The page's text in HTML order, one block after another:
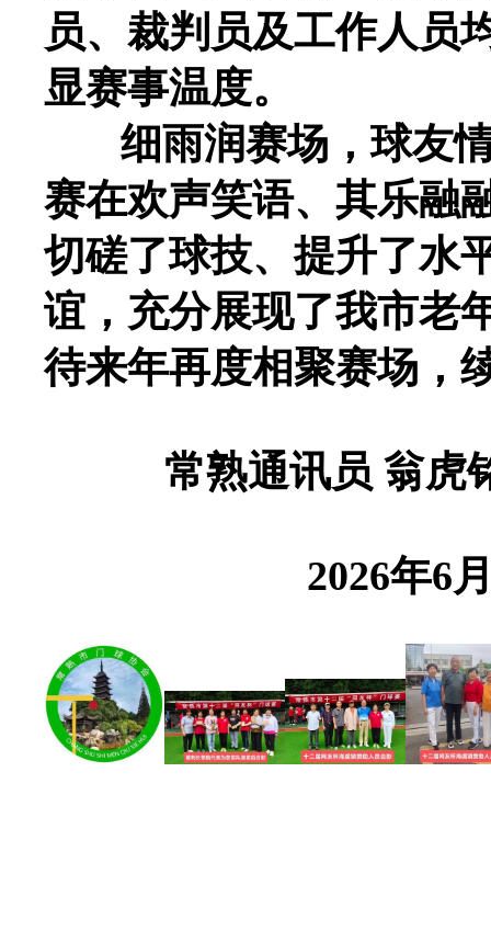
员、裁判员及工作人员
显赛事温度。
细雨润赛场，球友情
赛在欢声笑语、其乐融
切磋了球技、提升了水
谊，充分展现了我市老
待来年再度相聚赛场，
常熟通讯员 翁虎
2026年6月